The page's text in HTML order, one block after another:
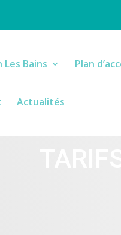
Les Bains Plan
Actualités